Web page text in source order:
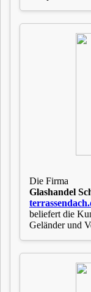
Die Firma
Glashandel
beliefert die
Geländer und